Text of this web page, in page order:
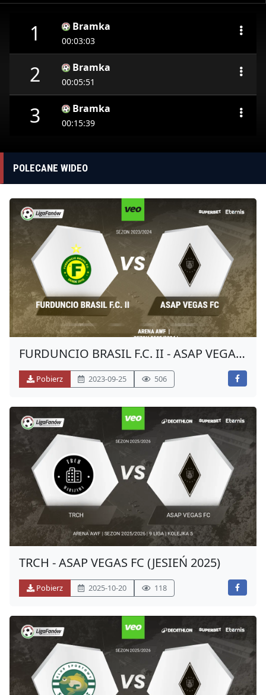
1 Bramka
00:03:03
2 Bramka
00:05:51
3 Bramka
00:15:39
POLECANE WIDEO
FURDUNCIO BRASIL F.C. II - ASAP VEGAS
FC (JESIEŃ 2023)
Pobierz 2023-09-25 506
TRCH - ASAP VEGAS FC (JESIEŃ 2025)
Pobierz 2025-10-20 118